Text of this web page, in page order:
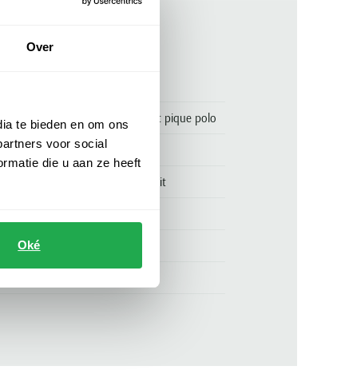
Over
te bieden en om ons
voor social
die u aan ze heeft
Oké
Polo Ralph Lauren custom slim fit pique polo
Polo Ralph Lauren
Polo Ralph Lauren Custom Slim Fit
slim fit